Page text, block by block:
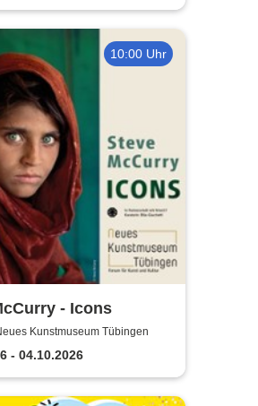
10:00 Uhr
- Icons
Kunstmuseum Tübingen
- 04.10.2026